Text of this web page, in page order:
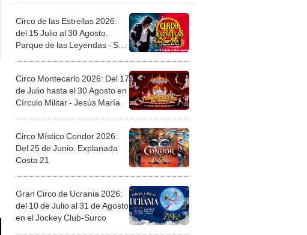
Circo de las Estrellas 2026:
del 15 Julio al 30 Agosto.
Parque de las Leyendas - San
Circo Montecarlo 2026: Del 17
de Julio hasta el 30 Agosto en
Círculo Militar - Jesús María
Circo Místico Condor 2026:
Del 25 de Junio. Explanada
Costa 21
Gran Circo de Ucrania 2026:
del 10 de Julio al 31 de Agosto
en el Jockey Club-Surco